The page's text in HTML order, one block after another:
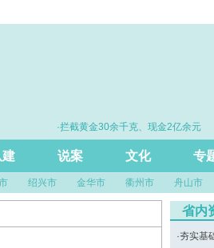
·拦截黄金30余千克、现金2亿余元
建 说案 文化 专
绍兴市 金华市 衢州市 舟山市
省内
·夯实基